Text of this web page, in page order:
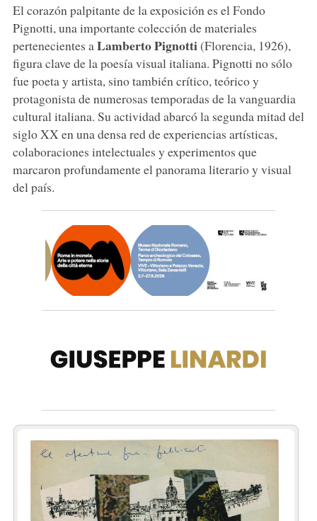
El corazón palpitante de la exposición es el Fondo
Pignotti, una importante colección de materiales
pertenecientes a Lamberto Pignotti(Florencia, 1926),
figura clave de la poesía visual italiana. Pignotti no sólo
fue poeta y artista, sino también crítico, teórico y
protagonista de numerosas temporadas de la vanguardia
cultural italiana. Su actividad abarcó la segunda mitad del
siglo XX en una densa red de experiencias artísticas,
colaboraciones intelectuales y experimentos que
marcaron profundamente el panorama literario y visual
del país.